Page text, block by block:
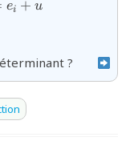
ei + u
?